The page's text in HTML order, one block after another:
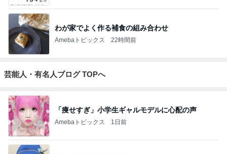
わが家でよく作る補食の組み合わせ
Amebaトピックス 22時間前
芸能人・有名人ブログ TOPへ
「痩せすぎ」小学生ギャルモデルに心配の声
Amebaトピックス 1日前